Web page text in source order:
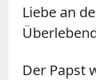
Liebe an
Der Papst